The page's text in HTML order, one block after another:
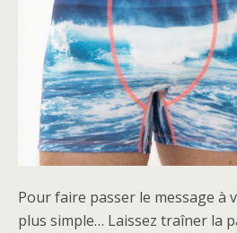
Pour faire passer le message à
plus simple… Laissez traîner la